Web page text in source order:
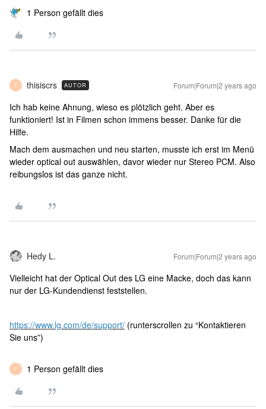
1 Person gefällt dies
T thisiscrs AUTOR Forum|Forum|2 years ago
Ich hab keine Ahnung, wieso es plötzlich geht. Aber es
funktioniert! Ist in Filmen schon immens besser. Danke für die
Hilfe.
Mach dem ausmachen und neu starten, musste ich erst im Menü
wieder optical out auswählen, davor wieder nur Stereo PCM. Also
reibungslos ist das ganze nicht.
Hedy L. Forum|Forum|2 years ago
Vielleicht hat der Optical Out des LG eine Macke, doch das kann
nur der LG-Kundendienst feststellen.
https://www.lg.com/de/support/ (runterscrollen zu “Kontaktieren
Sie uns”)
T 1 Person gefällt dies